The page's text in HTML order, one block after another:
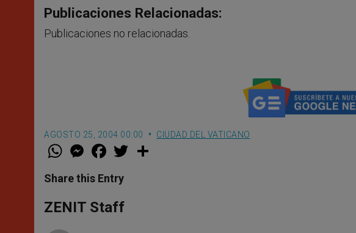
Publicaciones Relacionadas:
Publicaciones no relacionadas.
AGOSTO 25, 2004 00:00 CIUDAD DEL VATICANO
W
t
s
p
p
M
e
s
e
g
e
F
a
e
b
o
k
w
Share this Entry
ZENIT Staff